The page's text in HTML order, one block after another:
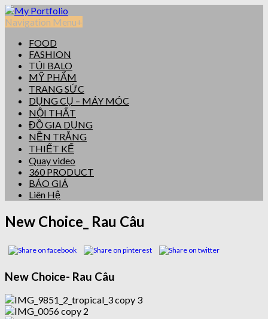
Navigation Menu+
FOOD
FASHION
TÚI BALO
MỸ PHẨM
TRANG SỨC
DỤNG CỤ – MÁY MÓC
NỘI THẤT
ĐỒ GIA DỤNG
NỀN TRẮNG
THIẾT KẾ
Quay video
360 PRODUCT
BÁO GIÁ
Liên Hệ
New Choice_ Rau Câu
New Choice- Rau Câu